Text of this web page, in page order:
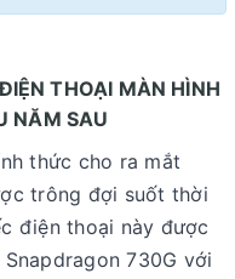
THOẠI MÀN HÌNH
NĂM SAU
thức cho ra mắt
trông đợi suốt thời
điện thoại này được
730G với